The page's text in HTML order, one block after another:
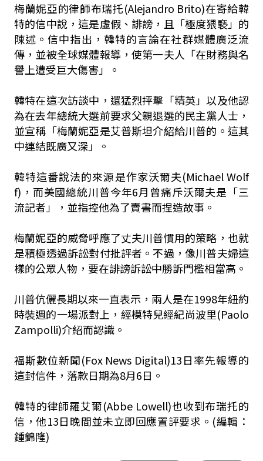
梅蘭妮亞的律師布瑞托(Alejandro Brito)在寄給韓
特的信中說，這是虛假、誹謗，且「極度猥褻」的
陳述。信中指出，韓特的言論在社群媒體廣泛流
傳，並被全球媒體報導，使第一夫人「在財務與名
譽上遭受巨大傷害」。
韓特在這次訪談中，還猛烈抨擊「精英」以及他認
為在去年總統大選前要求父親退選的民主黨人士，
並宣稱「梅蘭妮亞是艾普斯坦介紹給川普的。這其
中連結既廣又深」。
韓特這番說法的來源是作家沃爾夫(Michael Wolf
f)，而美國總統川普今年6月曾痛斥沃爾夫是「三
流記者」，並指控他為了賣書而捏造故事。
梅蘭妮亞的威脅呼應了丈夫川普慣用的策略，也就
是積極透過訴訟對付批評者。不過，像川普夫婦這
樣的公眾人物，要在誹謗訴訟中勝訴門檻相當高。
川普伉儷長期以來一直表示，兩人是在1998年紐約
時裝週的一場派對上，經模特兒經紀尚波里(Paolo
Zampolli)介紹而認識。
福斯數位新聞(Fox News Digital)13日率先報導的
這封信件，落款日期為8月6日。
韓特的律師羅艾爾(Abbe Lowell)也收到布瑞托的
信，他13日晚間並未立即回應置評要求。(編輯：
鍾錦隆)